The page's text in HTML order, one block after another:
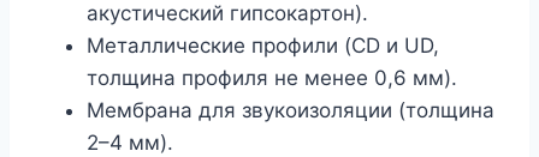
акустический гипсокартон).
Металлические профили (CD и UD,
толщина профиля не менее 0,6 мм).
Мембрана для звукоизоляции (толщина
2–4 мм).